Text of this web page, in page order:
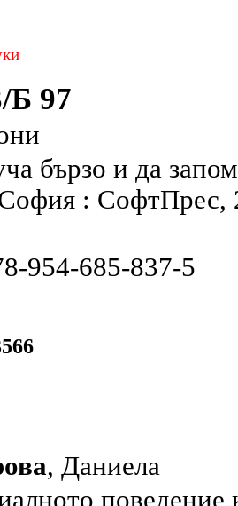
Б 97
бързо и да
: СофтПрес,
954-685-837-5
, Даниела
поведение